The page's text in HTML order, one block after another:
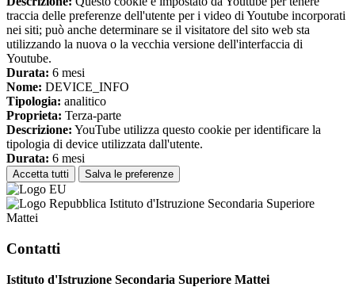
traccia delle preferenze dell'utente per i video di Youtube incorporati
nei siti; può anche determinare se il visitatore del sito web sta
utilizzando la nuova o la vecchia versione dell'interfaccia di
Youtube.
Durata: 6 mesi
Nome: DEVICE_INFO
Tipologia: analitico
Proprieta: Terza-parte
Descrizione: YouTube utilizza questo cookie per identificare la
tipologia di device utilizzata dall'utente.
Durata: 6 mesi
Accetta tutti Salva le preferenze
Istituto d'Istruzione Secondaria Superiore
Mattei
Contatti
Istituto d'Istruzione Secondaria Superiore Mattei